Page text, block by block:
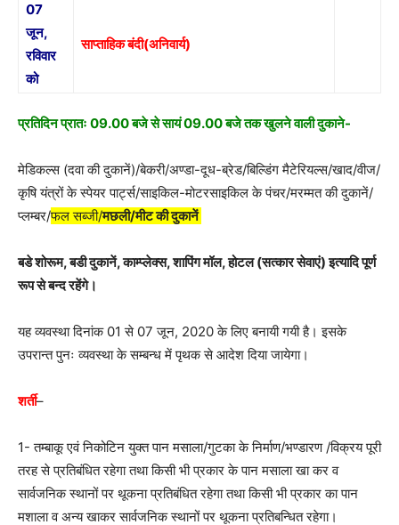
07
जून,
रविवार
को
साप्ताहिक बंदी(अनिवार्य)
प्रतिदिन प्रातः 09.00 बजे से सायं 09.00 बजे तक खुलने वाली दुकाने-
मेडिकल्स (दवा की दुकानें)/बेकरी/अण्डा-दूध-ब्रेड/बिल्डिंग मैटेरियल्स/खाद/वीज/
कृषि यंत्रों के स्पेयर पार्ट्स/साइकिल-मोटरसाइकिल के पंचर/मरम्मत की दुकानें/
प्लम्बर/फल सब्जी/मछली/मीट की दुकानें
बडे शोरूम, बडी दुकानें, काम्प्लेक्स, शापिंग मॉल, होटल (सत्कार सेवाएं) इत्यादि पूर्ण
रूप से बन्द रहेंगे।
यह व्यवस्था दिनांक 01 से 07 जून, 2020 के लिए बनायी गयी है। इसके
उपरान्त पुनः व्यवस्था के सम्बन्ध में पृथक से आदेश दिया जायेगा।
शर्ती–
1- तम्बाकू एवं निकोटिन युक्त पान मसाला/गुटका के निर्माण/भण्डारण /विक्रय पूरी
तरह से प्रतिबंधित रहेगा तथा किसी भी प्रकार के पान मसाला खा कर व
सार्वजनिक स्थानों पर थूकना प्रतिबंधित रहेगा तथा किसी भी प्रकार का पान
मशाला व अन्य खाकर सार्वजनिक स्थानों पर थूकना प्रतिबन्धित रहेगा।